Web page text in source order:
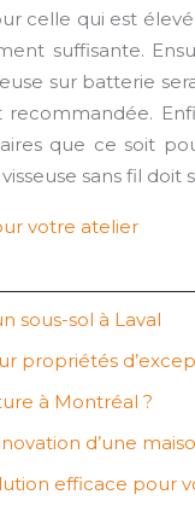
celle qui est
suffisante.
sur batterie
que ce soit
sans fil
votre atelier
sous-sol à Laval
propriétés
à Montréal ?
d’une
efficace pour